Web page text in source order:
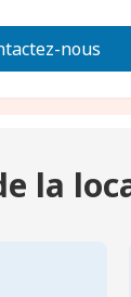
nous
la